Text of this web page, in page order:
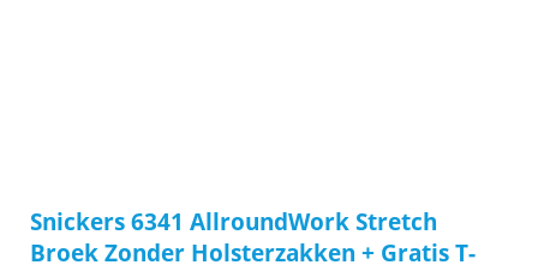
Snickers 6341 AllroundWork Stretch
Broek Zonder Holsterzakken + Gratis T-